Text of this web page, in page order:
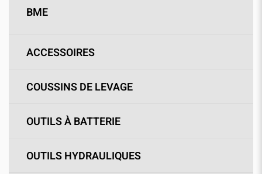
BME
ACCESSOIRES
COUSSINS DE LEVAGE
OUTILS À BATTERIE
OUTILS HYDRAULIQUES